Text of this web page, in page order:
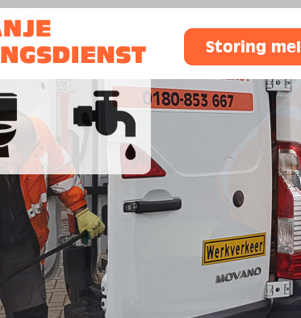
Storing